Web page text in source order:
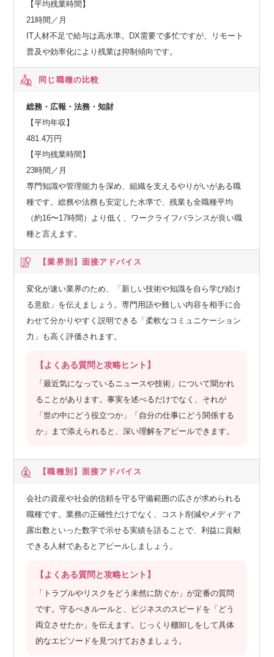
【平均残業時間】
21時間／月
IT人材不足で給与は高水準。DX需要で多忙ですが、リモート
普及や効率化により残業は抑制傾向です。
同じ職種の比較
総務・広報・法務・知財
【平均年収】
481.4万円
【平均残業時間】
23時間／月
専門知識や管理能力を深め、組織を支えるやりがいがある職
種です。総務や法務も安定した水準で、残業も全職種平均
（約16〜17時間）より低く、ワークライフバランスが良い職
種と言えます。
【業界別】 面接アドバイス
変化が速い業界のため、「新しい技術や知識を自ら学び続け
る意欲」を伝えましょう。専門用語や難しい内容を相手に合
わせて分かりやすく説明できる「柔軟なコミュニケーション
力」も高く評価されます。
【よくある質問と攻略ヒント】
「最近気になっているニュースや技術」について聞かれ
ることがあります。事実を述べるだけでなく、それが
「世の中にどう役立つか」「自分の仕事にどう関係する
か」まで添えられると、深い理解をアピールできます。
【職種別】 面接アドバイス
会社の資産や社会的信頼を守る守備範囲の広さが求められる
職種です。業務の正確性だけでなく、コスト削減やメディア
露出数といった数字で示せる実績を語ることで、利益に貢献
できる人材であるとアピールしましょう。
【よくある質問と攻略ヒント】
「トラブルやリスクをどう未然に防ぐか」が定番の質問
です。守るべきルールと、ビジネスのスピードを「どう
両立させたか」を伝えます。じっくり棚卸しをして具体
的なエピソードを見つけておきましょう。